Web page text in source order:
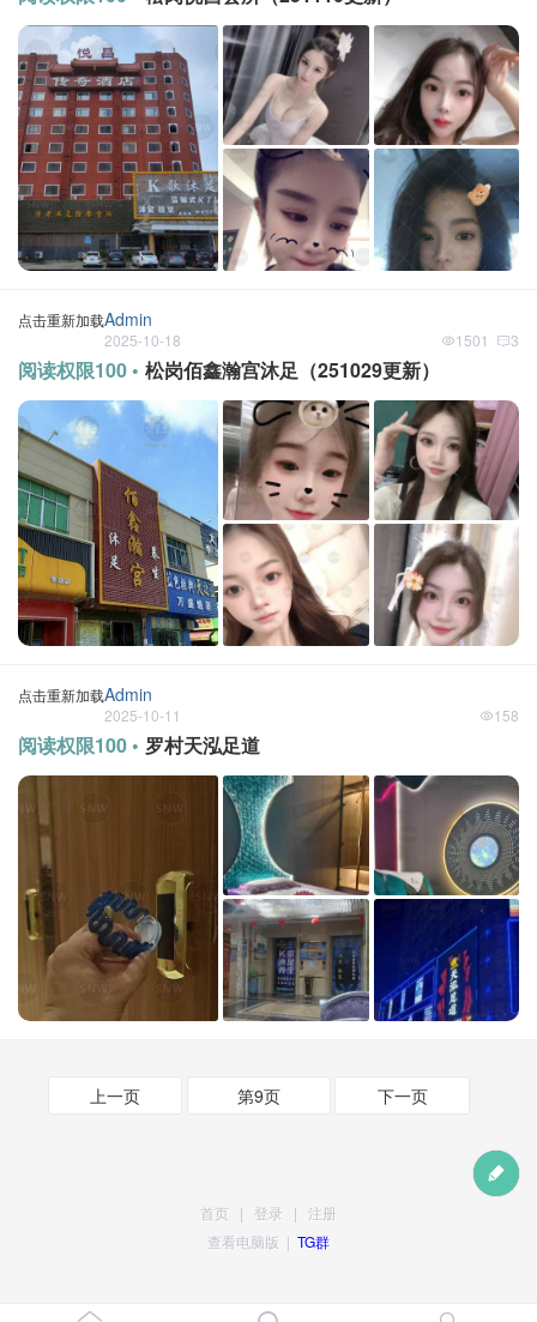
点击重新加载Admin
2025-10-18 3
1501
阅读权限100 • 松岗佰鑫瀚宫沐足（251029更新）
点击重新加载Admin
2025-10-11 158
阅读权限100 • 罗村天泓足道
上一页 第9页 下一页
首页 | 登录 | 注册
查看电脑版 | TG群